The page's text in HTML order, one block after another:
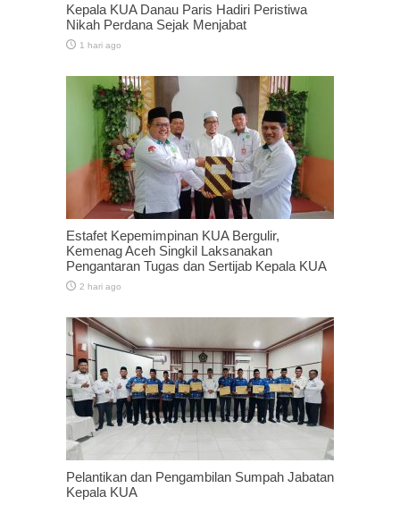
Kepala KUA Danau Paris Hadiri Peristiwa
Nikah Perdana Sejak Menjabat
1 hari ago
Estafet Kepemimpinan KUA Bergulir,
Kemenag Aceh Singkil Laksanakan
Pengantaran Tugas dan Sertijab Kepala KUA
2 hari ago
Pelantikan dan Pengambilan Sumpah Jabatan
Kepala KUA